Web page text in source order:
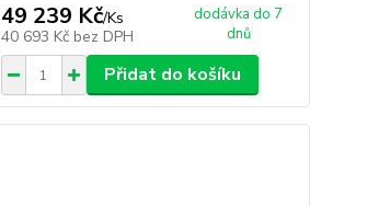
49 239 Kč/Ks
40 693 Kč bez DPH
dodávka do 7
dnů
Přidat do košíku